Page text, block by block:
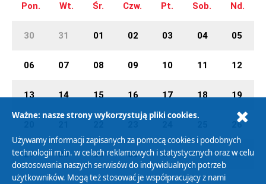
Pon. Wt. Śr. Czw. Pt. Sob. Nd.
30 31 01 02 03 04 05
06 07 08 09 10 11 12
13 14 15 16 17 18 19
26
27 28 29 30 31 01 02
Ważne: nasze strony wykorzystują pliki cookies.
Używamy informacji zapisanych za pomocą cookies i podobnych
technologii m.in. w celach reklamowych i statystycznych oraz w celu
dostosowania naszych serwisów do indywidualnych potrzeb
użytkowników. Mogą też stosować je współpracujący z nami